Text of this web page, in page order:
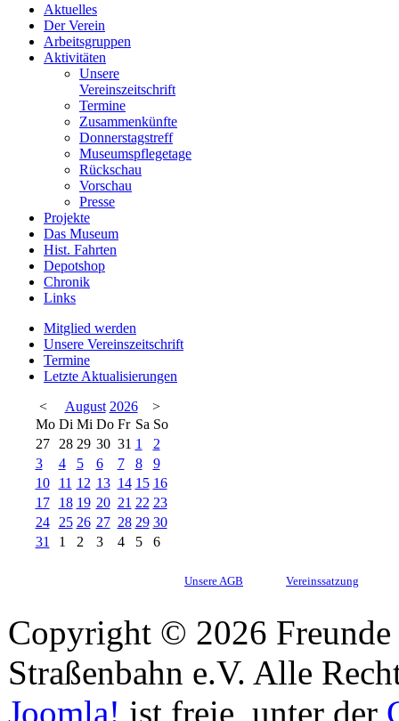
Aktuelles
Der Verein
Arbeitsgruppen
Aktivitäten
Unsere
Vereinszeitschrift
Termine
Zusammenkünfte
Donnerstagstreff
Museumspflegetage
Rückschau
Vorschau
Presse
Projekte
Das Museum
Hist. Fahrten
Depotshop
Chronik
Links
Mitglied werden
Unsere Vereinszeitschrift
Termine
Letzte Aktualisierungen
<
August 2026
>
Mo Di Mi Do Fr Sa So
27
28 29 30 31 1
2
3
4 5 6 7 8
9
10
11 12 13 14 15 16
17
18 19 20 21 22 23
24
25 26 27 28 29 30
31
1 2 3 4 5 6
Unsere AGB Vereinssatzung
Copyright © 2026
Straßenbahn e.V. Alle
Joomla! ist freie, unter der